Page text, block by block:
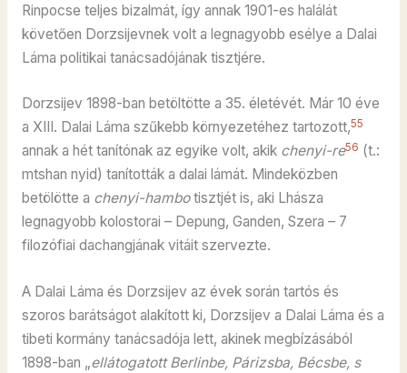
Rinpocse teljes bizalmát, így annak 1901-es halálát
követően Dorzsijevnek volt a legnagyobb esélye a Dalai
Láma politikai tanácsadójának tisztjére.
Dorzsijev 1898-ban betöltötte a 35. életévét. Már 10 éve
a XIII. Dalai Láma szűkebb környezetéhez tartozott,55
annak a hét tanítónak az egyike volt, akik chenyi-re56 (t.:
mtshan nyid) tanították a dalai lámát. Mindeközben
betölötte a chenyi-hambotisztjét is, aki Lhásza
legnagyobb kolostorai – Depung, Ganden, Szera – 7
filozófiai dachangjának vitáit szervezte.
A Dalai Láma és Dorzsijev az évek során tartós és
szoros barátságot alakított ki, Dorzsijev a Dalai Láma és a
tibeti kormány tanácsadója lett, akinek megbízásából
1898-ban „ellátogatott Berlinbe, Párizsba, Bécsbe, s